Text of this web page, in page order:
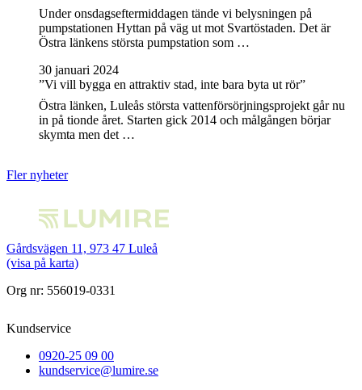
Under onsdagseftermiddagen tände vi belysningen på
pumpstationen Hyttan på väg ut mot Svartöstaden. Det är
Östra länkens största pumpstation som …
”Vi vill bygga en attraktiv stad, inte bara byta ut rör”
30 januari 2024
Östra länken, Luleås största vattenförsörjningsprojekt går nu
in på tionde året. Starten gick 2014 och målgången börjar
skymta men det …
Fler nyheter
Gårdsvägen 11, 973 47 Luleå
(visa på karta)
Org nr: 556019-0331
Kundservice
0920-25 09 00
kundservice@lumire.se